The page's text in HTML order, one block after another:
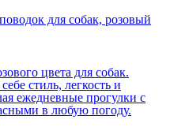
для собак, розовый
цвета для собак.
стиль, легкость и
ежедневные прогулки с
в любую погоду.